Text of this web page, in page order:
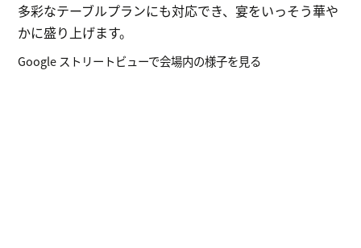
多彩なテーブルプランにも対応でき、宴をいっそう華や
かに盛り上げます。
Google ストリートビューで会場内の様子を見る